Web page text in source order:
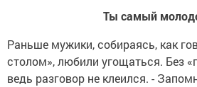
Ты самый
Раньше мужики, собираясь, как
столом», любили угощаться. Без
ведь разговор не клеился. -